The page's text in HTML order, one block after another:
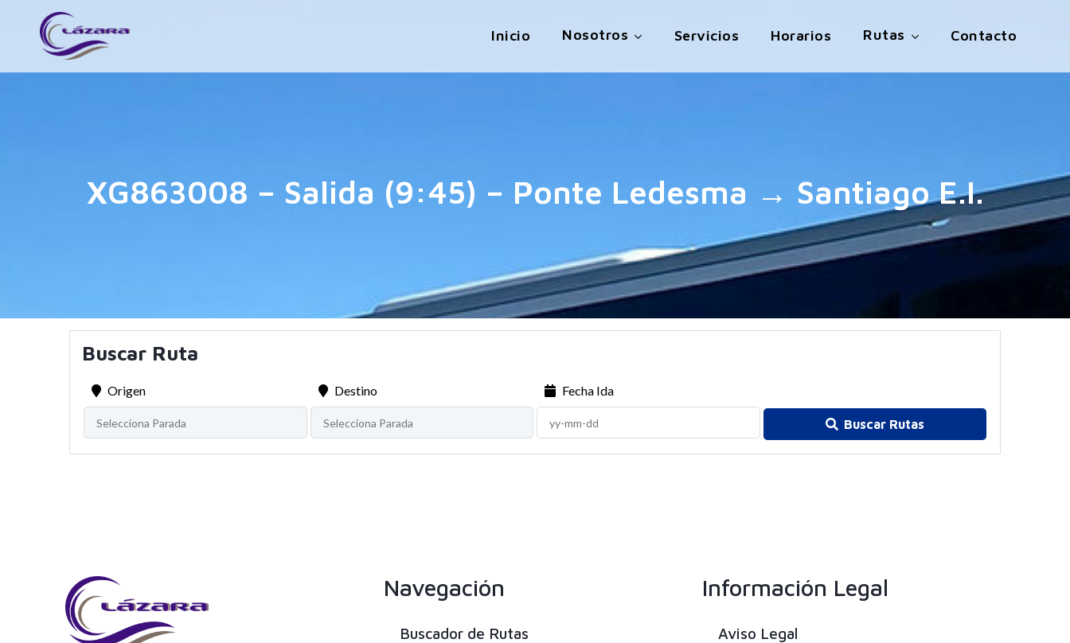
Inicio Nosotros Servicios Horarios Rutas Contacto
XG863008 – Salida (9:45) – Ponte Ledesma → Santiago E.I.
Buscar Ruta
Origen Destino Fecha Ida
Buscar Rutas
Navegación
Buscador de Rutas
Información Legal
Aviso Legal